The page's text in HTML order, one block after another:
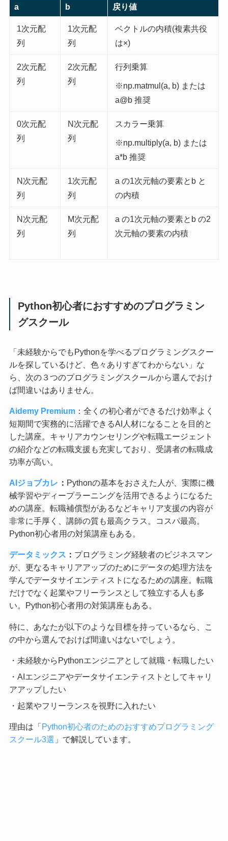
a b 戻り値
1次元配
列
1次元配
列
ベクトルの内積(複素共役
は×)
2次元配
列
2次元配
列
行列乗算
※np.matmul(a, b) または
a@b 推奨
0次元配
列
N次元配
列
スカラー乗算
※np.multiply(a, b) または
a*b 推奨
N次元配
列
1次元配
列
a の1次元軸の要素とb と
の内積
N次元配
列
M次元配
列
a の1次元軸の要素とb の2
次元軸の要素の内積
Python初心者におすすめのプログラミン
グスクール
「未経験からでもPythonを学べるプログラミングスクー
ルを探しているけど、色々ありすぎてわからない」な
ら、次の３つのプログラミングスクールから選んでおけ
ば間違いはありません。
Aidemy Premium：全くの初心者ができるだけ効率よく
短期間で実務的に活躍できるAI人材になることを目的と
した講座。キャリアカウンセリングや転職エージェント
の紹介などの転職支援も充実しており、受講者の転職成
功率が高い。
AIジョブカレ ： Pythonの基本をおさえた人が、実際に機
械学習やディープラーニングを活用できるようになるた
めの講座。転職補償型があるなどキャリア支援の内容が
非常に手厚く、講師の質も最高クラス。コスパ最高。
Python初心者用の対策講座もある。
データミックス ： プログラミング経験者のビジネスマン
が、更なるキャリアアップのためにデータの処理方法を
学んでデータサイエンティストになるための講座。転職
だけでなく起業やフリーランスとして独立する人も多
い。Python初心者用の対策講座もある。
特に、あなたが以下のような目標を持っているなら、こ
の中から選んでおけば間違いはないでしょう。
・未経験からPythonエンジニアとして就職・転職したい
・AIエンジニアやデータサイエンティストとしてキャリ
アアップしたい
・起業やフリーランスを視野に入れたい
理由は「Python初心者のためのおすすめプログラミング
スクール3選 」で解説しています。